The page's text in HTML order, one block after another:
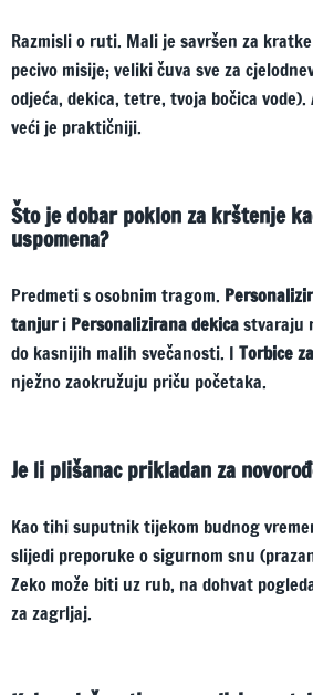
Razmisli o ruti. Mali je savršen za
pecivo misije; veliki čuva sve za
odjeća, dekica, tetre, tvoja bočica
veći je praktičniji.
Što je dobar poklon za krštenje
uspomena?
Predmeti s osobnim tragom.
tanjuri Personalizirana dekicastvaraju
do kasnijih malih svečanosti. I Torbice
nježno zaokružuju priču početaka.
Je li plišanac prikladan za
Kao tihi suputnik tijekom budnog
slijedi preporuke o sigurnom snu
Zeko može biti uz rub, na dohvat
za zagrljaj.